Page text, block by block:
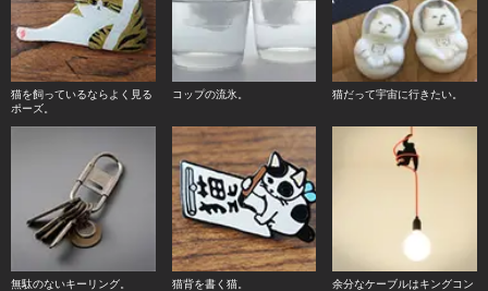
猫を飼っているならよく見る
ポーズ。
コップの流氷。 猫だって宇宙に行きたい。
無駄のないキーリング。 猫背を書く猫。
余分なケーブルはキングコン